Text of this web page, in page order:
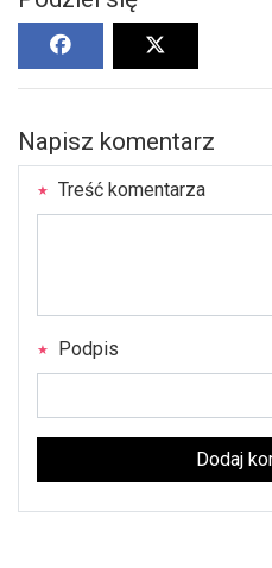
Napisz komentarz
Treść komentarza
Podpis
Dodaj